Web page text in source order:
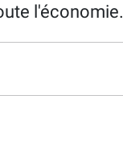
l'économie.